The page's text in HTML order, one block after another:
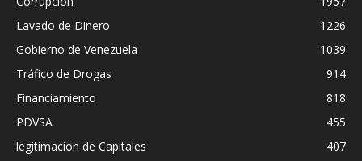
Lavado de Dinero
1226
Gobierno de Venezuela
1039
Tráfico de Drogas
914
Financiamiento
818
PDVSA
455
legitimación de Capitales
407